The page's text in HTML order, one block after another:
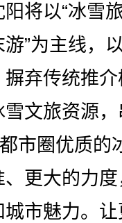
以“冰雪旅
游”为主线，
弃传统推
文旅资源
市圈优质的
更大的力
市魅力。